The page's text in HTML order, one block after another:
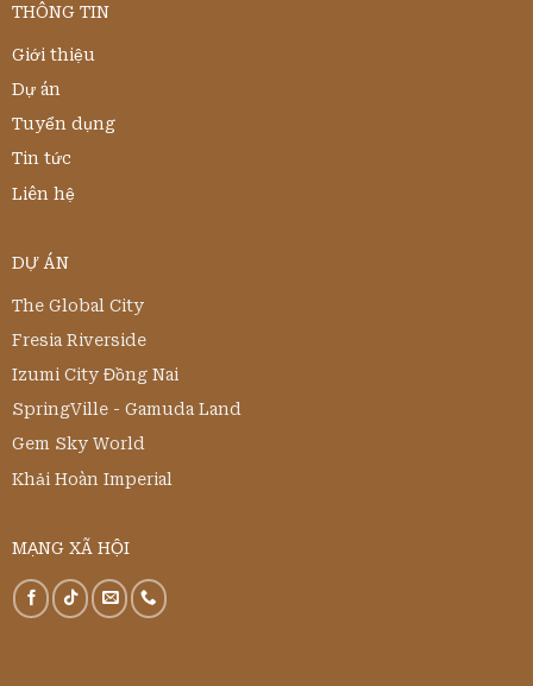
THÔNG TIN
Giới thiệu
Dự án
Tuyển dụng
Tin tức
Liên hệ
DỰ ÁN
The Global City
Fresia Riverside
Izumi City Đồng Nai
SpringVille - Gamuda Land
Gem Sky World
Khải Hoàn Imperial
MẠNG XÃ HỘI